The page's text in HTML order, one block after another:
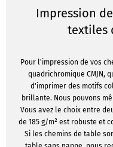
Impression
textiles
Pour l'impression de vos
quadrichromique CMJN,
d'imprimer des motifs
brillante. Nous pouvons
Vous avez le choix entre
de 185 g/m² est robuste et
Si les chemins de table